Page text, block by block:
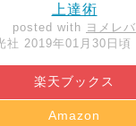
上達術
posted with ヨメレバ
社 2019年01月30日頃
楽天ブックス
Amazon